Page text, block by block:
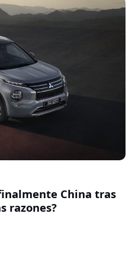
China tras
razones?